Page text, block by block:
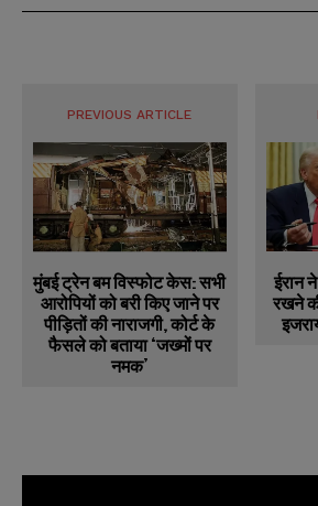
PREVIOUS ARTICLE
मुंबई ट्रेन बम विस्फोट केस: सभी
आरोपियों को बरी किए जाने पर
पीड़ितों की नाराजगी, कोर्ट के
फैसले को बताया ‘जख्मों पर
नमक’
ईरान
रखने